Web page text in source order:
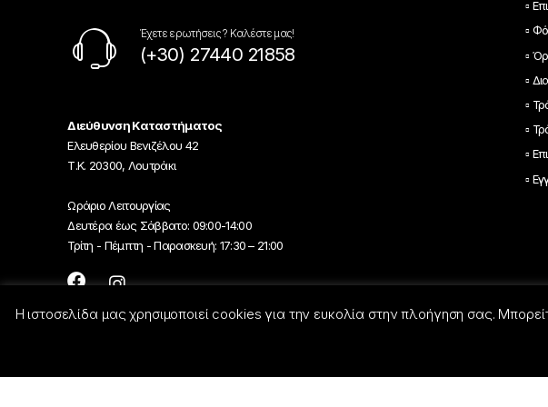
Έχετε ερωτήσεις ? Καλέστε μας!
(+30) 27440 21858
Διεύθυνση Καταστήματος
Ελευθερίου Βενιζέλου 42
Τ.Κ. 20300, Λουτράκι
Ωράριο Λειτουργίας
Δευτέρα έως Σάββατο: 09:00-14:00
Τρίτη - Πέμπτη - Παρασκευή: 17:30 – 21:00
▫
▫
▫
▫
▫
▫
▫
▫
Η ιστοσελίδα μας χρησιμοποιεί cookies για την ευκολία στην πλοήγηση σας.